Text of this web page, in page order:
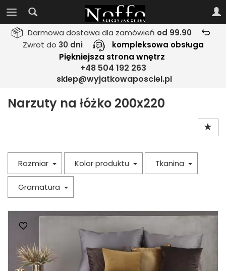
Darmowa dostawa dla zamówień od 99.90
Zwrot do 30 dni kompleksowa obsługa
Piękniejsza strona wnętrz
+48 504 192 263
sklep@wyjatkowaposciel.pl
Narzuty na łóżko 200x220
Rozmiar Kolor produktu Tkanina
Gramatura